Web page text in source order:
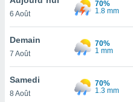
et
»,
au
vous
qu'ils
6 Août
70%
1.8 mm
Demain
7 Août
70%
1 mm
Samedi
8 Août
70%
1.3 mm